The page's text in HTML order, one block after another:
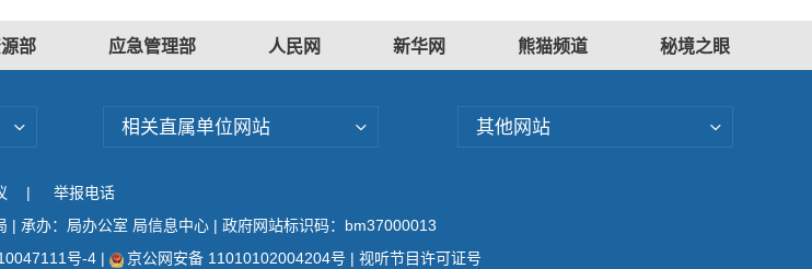
部 应急管理部 人民网 新华网 熊猫频道 秘境之眼
相关直属单位网站 其他网站
|
举报电话
| 承办：局办公室 局信息中心 | 政府网站标识码：bm37000013
号-4 | 京公网安备 11010102004204号 | 视听节目许可证号